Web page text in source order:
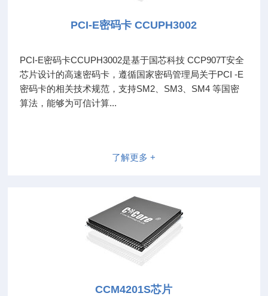
PCI-E密码卡 CCUPH3002
PCI-E密码卡CCUPH3002是基于国芯科技 CCP907T安全
芯片设计的高速密码卡，遵循国家密码管理局关于PCI -E
密码卡的相关技术规范，支持SM2、SM3、SM4 等国密
算法，能够为可信计算...
了解更多 +
CCM4201S芯片